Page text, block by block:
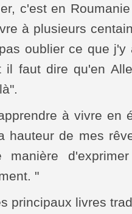
c'est en
à plusieurs
oublier ce que
il faut dire qu'en
à vivre en
hauteur de mes
manière
"
principaux livres